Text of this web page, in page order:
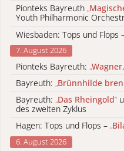
Pionteks Bayreuth „
Youth Philharmonic
Wiesbaden: Tops und Flops
7. August 2026
Pionteks Bayreuth: „
Bayreuth: „Brünnhilde
Bayreuth: „Das Rheingold“
des zweiten Zyklus
Hagen: Tops und Flops – „
6. August 2026